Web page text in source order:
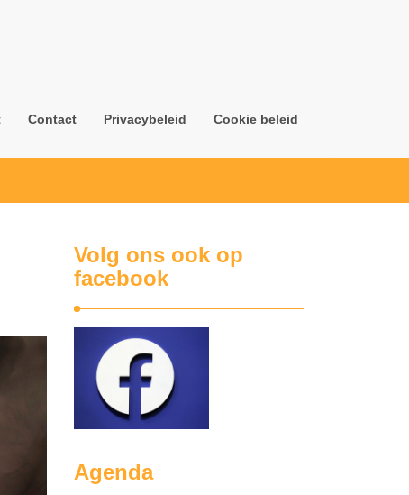
Contact Privacybeleid Cookie beleid
Volg ons ook op
facebook
Agenda